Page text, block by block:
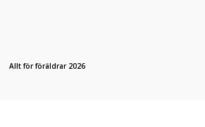
Allt för föräldrar 2026